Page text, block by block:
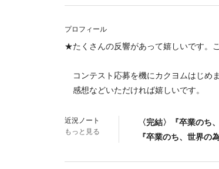
プロフィール
★たくさんの反響があって嬉しいです。
コンテスト応募を機にカクヨムはじめま
感想などいただければ嬉しいです。
近況ノート
もっと見る
〈完結〉『卒業のち
『卒業のち、世界の